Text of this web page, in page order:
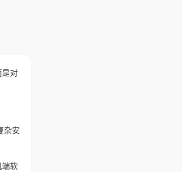
是对
杂安
端软